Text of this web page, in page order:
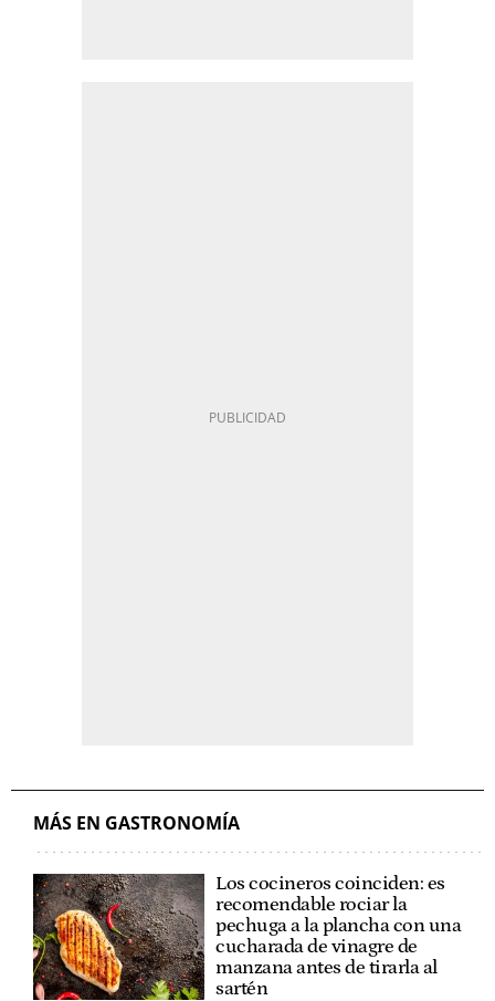
MÁS EN GASTRONOMÍA
Los cocineros coinciden: es
recomendable rociar la
pechuga a la plancha con una
cucharada de vinagre de
manzana antes de tirarla al
sartén